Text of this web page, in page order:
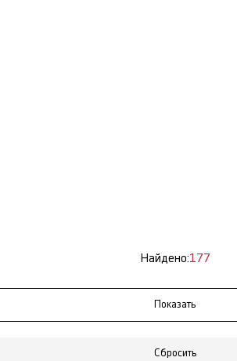
Найдено:177
Сбросить